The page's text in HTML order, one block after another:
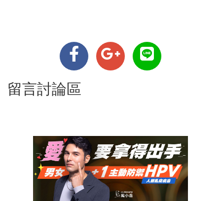
留言討論區